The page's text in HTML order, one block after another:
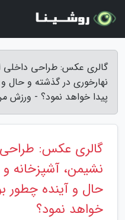
گالری عکس: طراحی داخلی
نهارخوری در گذشته و حال
پیدا خواهد نمود؟ - ورزش
گالری عکس: طراحی
نشیمن، آشپزخانه
حال و آینده چطور
خواهد نمود؟